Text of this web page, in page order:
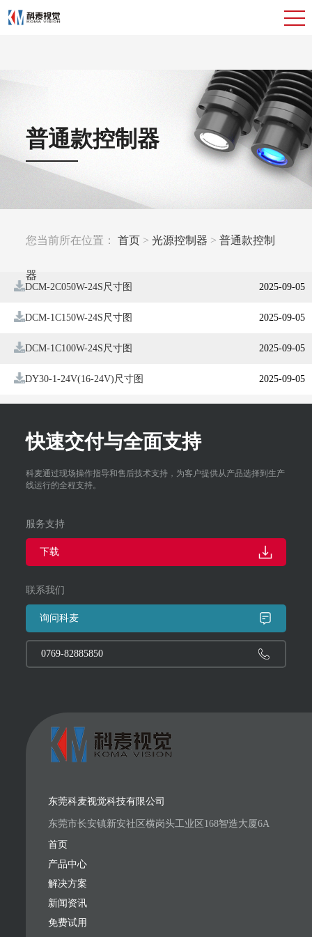
普通款控制器
您当前所在位置：首页 >光源控制器 >普通款控制
器
DCM-2C050W-24S尺寸图 2025-09-05
DCM-1C150W-24S尺寸图 2025-09-05
DCM-1C100W-24S尺寸图 2025-09-05
DY30-1-24V(16-24V)尺寸图 2025-09-05
快速交付与全面支持
科麦通过现场操作指导和售后技术支持，为客户提供从产品选择到生产
线运行的全程支持。
服务支持
下载
联系我们
询问科麦
0769-82885850
东莞科麦视觉科技有限公司
东莞市长安镇新安社区横岗头工业区168智造大厦6A
首页
产品中心
解决方案
新闻资讯
免费试用